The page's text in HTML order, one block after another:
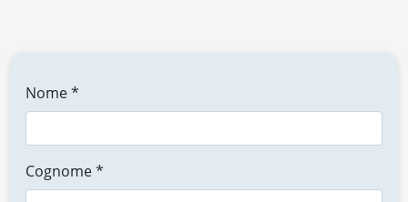
Nome *
Cognome *